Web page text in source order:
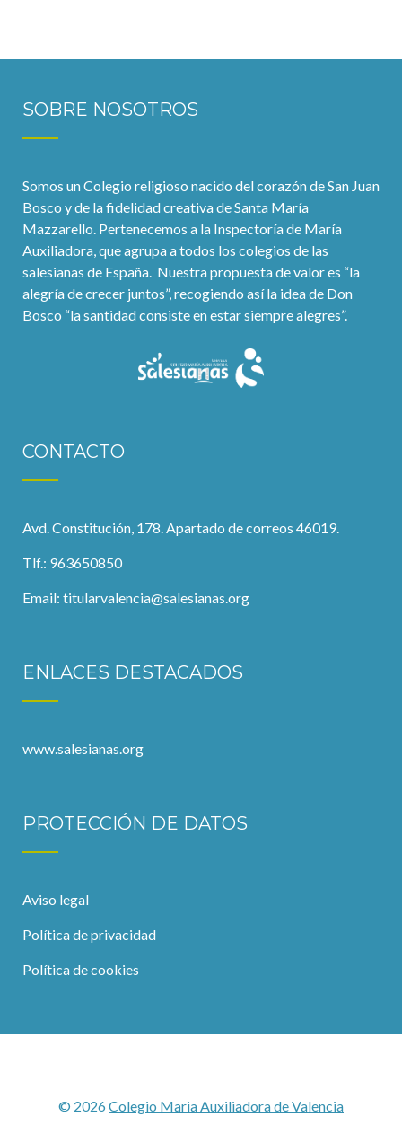
SOBRE NOSOTROS
Somos un Colegio religioso nacido del corazón de San Juan
Bosco y de la fidelidad creativa de Santa María
Mazzarello. Pertenecemos a la Inspectoría de María
Auxiliadora, que agrupa a todos los colegios de las
salesianas de España. Nuestra propuesta de valor es “la
alegría de crecer juntos”, recogiendo así la idea de Don
Bosco “la santidad consiste en estar siempre alegres”.
CONTACTO
Avd. Constitución, 178. Apartado de correos 46019.
Tlf.: 963650850
Email: titularvalencia@salesianas.org
ENLACES DESTACADOS
www.salesianas.org
PROTECCIÓN DE DATOS
Aviso legal
Política de privacidad
Política de cookies
© 2026 Colegio Maria Auxiliadora de Valencia